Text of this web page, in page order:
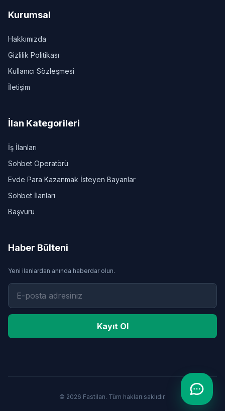
Kurumsal
Hakkımızda
Gizlilik Politikası
Kullanıcı Sözleşmesi
İletişim
İlan Kategorileri
İş İlanları
Sohbet Operatörü
Evde Para Kazanmak İsteyen Bayanlar
Sohbet İlanları
Başvuru
Haber Bülteni
Yeni ilanlardan anında haberdar olun.
Kayıt Ol
© 2026 Fastilan. Tüm hakları saklıdır.